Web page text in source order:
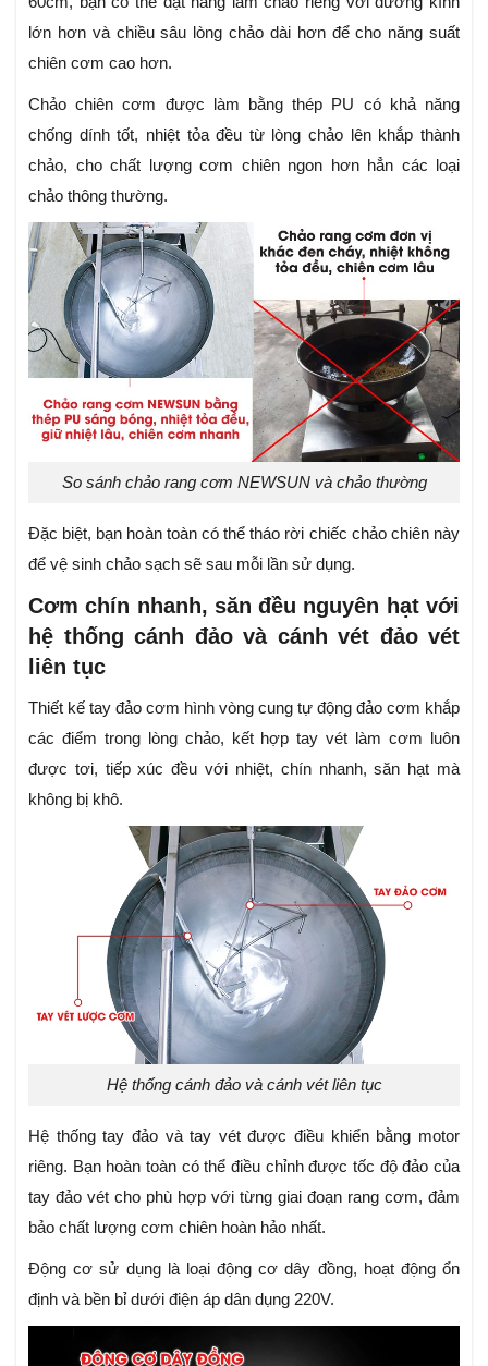
lớn hơn và chiều sâu lòng chảo dài hơn để cho năng suất
chiên cơm cao hơn.
Chảo chiên cơm được làm bằng thép PU có khả năng
chống dính tốt, nhiệt tỏa đều từ lòng chảo lên khắp thành
chảo, cho chất lượng cơm chiên ngon hơn hẳn các loại
chảo thông thường.
So sánh chảo rang cơm NEWSUN và chảo thường
Đặc biệt, bạn hoàn toàn có thể tháo rời chiếc chảo chiên này
để vệ sinh chảo sạch sẽ sau mỗi lần sử dụng.
Cơm chín nhanh, săn đều nguyên hạt với
hệ thống cánh đảo và cánh vét đảo vét
liên tục
Thiết kế tay đảo cơm hình vòng cung tự động đảo cơm khắp
các điểm trong lòng chảo, kết hợp tay vét làm cơm luôn
được tơi, tiếp xúc đều với nhiệt, chín nhanh, săn hạt mà
không bị khô.
Hệ thống cánh đảo và cánh vét liên tục
Hệ thống tay đảo và tay vét được điều khiển bằng motor
riêng. Bạn hoàn toàn có thể điều chỉnh được tốc độ đảo của
tay đảo vét cho phù hợp với từng giai đoạn rang cơm, đảm
bảo chất lượng cơm chiên hoàn hảo nhất.
Động cơ sử dụng là loại động cơ dây đồng, hoạt động ổn
định và bền bỉ dưới điện áp dân dụng 220V.